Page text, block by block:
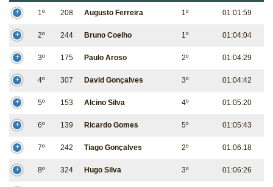
1º 208 Augusto Ferreira 1º 01:01:59
2º 244 Bruno Coelho 1º 01:04:04
3º 175 Paulo Aroso 2º 01:04:29
4º 307 David Gonçalves 3º 01:04:42
5º 153 Alcino Silva 4º 01:05:20
6º 139 Ricardo Gomes 5º 01:05:43
7º 242 Tiago Gonçalves 2º 01:06:18
8º 324 Hugo Silva 3º 01:06:26